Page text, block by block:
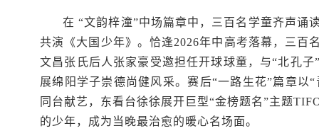
在 “文韵梓潼”中场篇章中，三百名学童齐声诵
共演《大国少年》。恰逢2026年中高考落幕，三百
文昌张氏后人张家豪受邀担任开球球童，与“北孔
展绵阳学子崇德尚健风采。赛后“一路生花”篇章以
同台献艺，东看台徐徐展开巨型“金榜题名”主题
的少年，成为当晚最治愈的暖心名场面。